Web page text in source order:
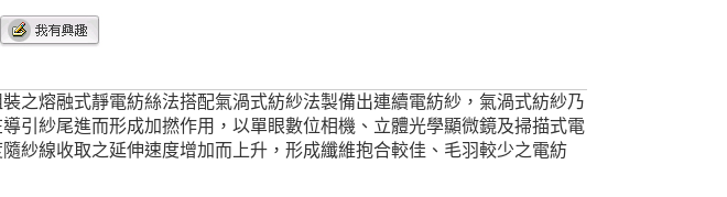
之熔融式靜電紡絲法搭配氣渦式紡紗法製備出連續電紡紗，氣渦式紡紗乃
引紗尾進而形成加撚作用，以單眼數位相機、立體光學顯微鏡及掃描式電
紗線收取之延伸速度增加而上升，形成纖維抱合較佳、毛羽較少之電紡